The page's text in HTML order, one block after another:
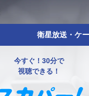
衛星放送・ケ
今すぐ！30分で
視聴できる！